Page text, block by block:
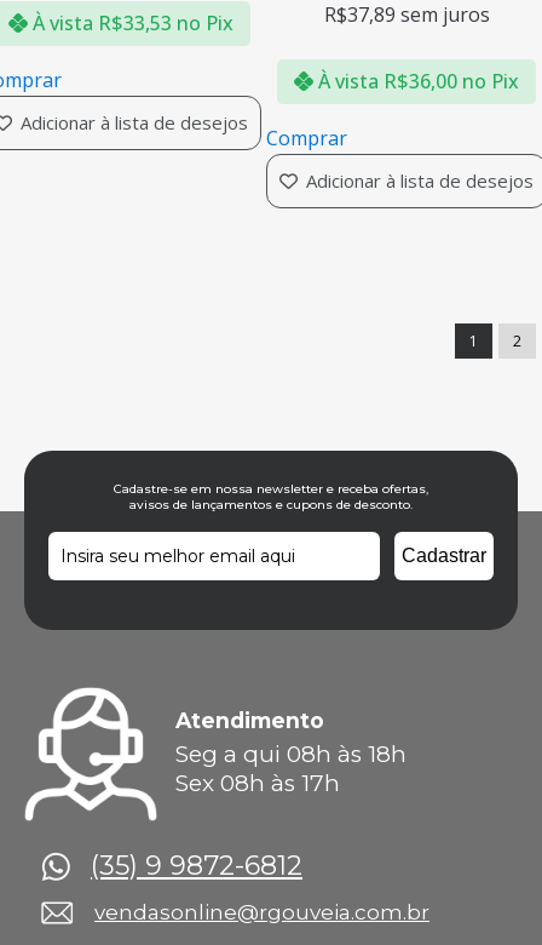
À vista R$33,53 no Pix
Adicionar à lista de desejos
R$37,89 sem juros
À vista R$36,00 no Pix
Comprar
Adicionar à lista de desejos
1 2
Cadastre-se em nossa newsletter e receba ofertas,
avisos de lançamentos e cupons de desconto.
Atendimento
Seg a qui 08h às 18h
Sex 08h às 17h
(35) 9 9872-6812
vendasonline@rgouveia.com.br